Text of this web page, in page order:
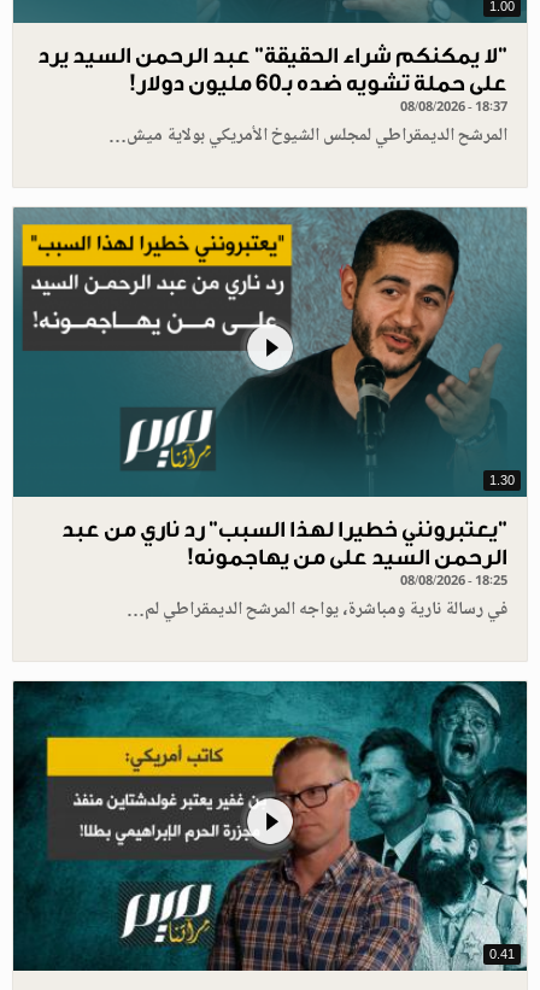
1.00
"لا يمكنكم شراء الحقيقة" عبد الرحمن السيد يرد
على حملة تشويه ضده بـ60 مليون دولار!
08/08/2026 - 18:37
المرشح الديمقراطي لمجلس الشيوخ الأمريكي بولاية ميش…
1.30
"يعتبرونني خطيرا لهذا السبب" رد ناري من عبد
الرحمن السيد على من يهاجمونه!
08/08/2026 - 18:25
في رسالة نارية ومباشرة، يواجه المرشح الديمقراطي لم…
0.41